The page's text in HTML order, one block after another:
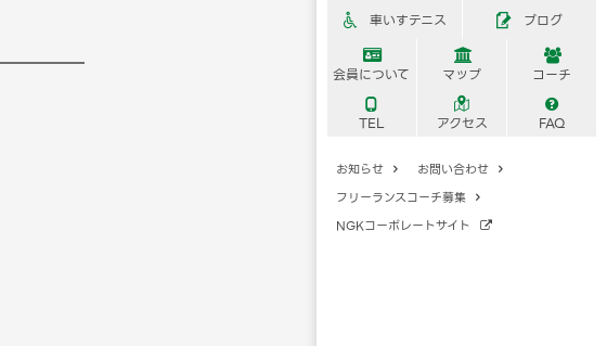
 車いすテニス  ブログ

会員について

マップ

コーチ

TEL

アクセス

FAQ
お知らせ  お問い合わせ 
フリーランスコーチ募集 
NGKコーポレートサイト 